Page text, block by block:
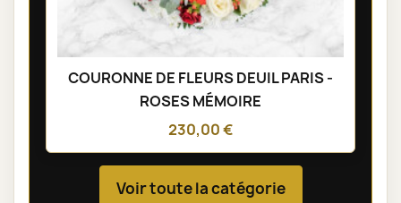
COURONNE DE FLEURS DEUIL PARIS -
ROSES MÉMOIRE
230,00 €
Voir toute la catégorie